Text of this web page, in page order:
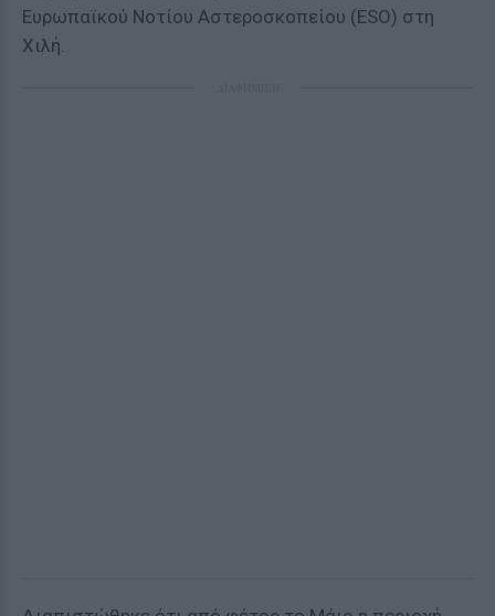
Ευρωπαϊκού Νοτίου Αστεροσκοπείου (ESO) στη
Χιλή.